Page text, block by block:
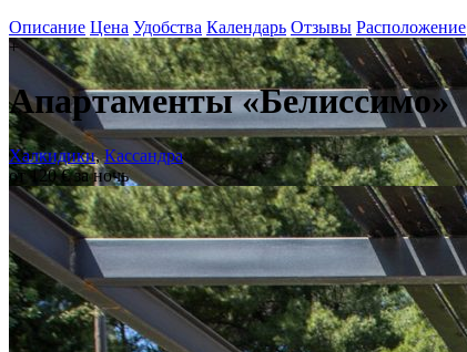
Описание Цена Удобства Календарь Отзывы Расположение
+
Апартаменты «Белиссимо»
Халкидики,Кассандра
от 120 € за ночь